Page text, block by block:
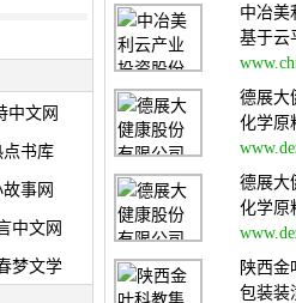
中文网
点书库
事网
中文网
梦文学
中冶美
基于云
德展大
化学原
德展大
化学原
陕西金
包装装